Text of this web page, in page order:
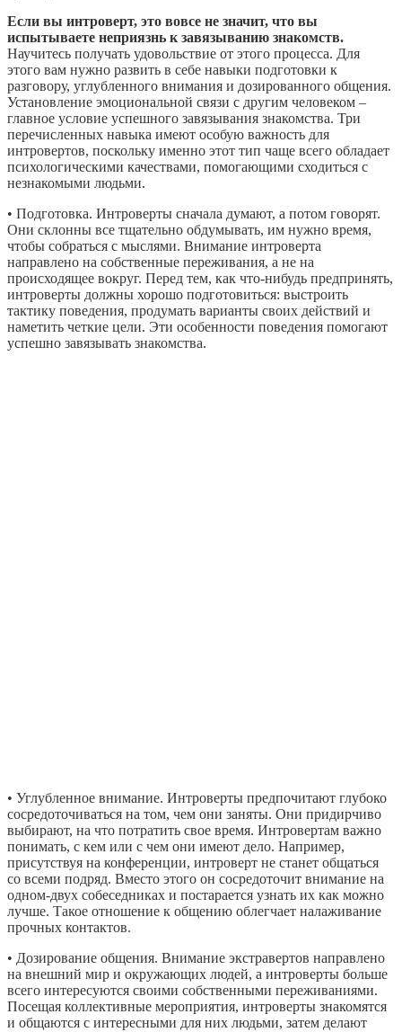
Если вы интроверт, это вовсе не значит, что вы
испытываете неприязнь к завязыванию знакомств.
Научитесь получать удовольствие от этого процесса. Для
этого вам нужно развить в себе навыки подготовки к
разговору, углубленного внимания и дозированного общения.
Установление эмоциональной связи с другим человеком –
главное условие успешного завязывания знакомства. Три
перечисленных навыка имеют особую важность для
интровертов, поскольку именно этот тип чаще всего обладает
психологическими качествами, помогающими сходиться с
незнакомыми людьми.
• Подготовка. Интроверты сначала думают, а потом говорят.
Они склонны все тщательно обдумывать, им нужно время,
чтобы собраться с мыслями. Внимание интроверта
направлено на собственные переживания, а не на
происходящее вокруг. Перед тем, как что-нибудь предпринять,
интроверты должны хорошо подготовиться: выстроить
тактику поведения, продумать варианты своих действий и
наметить четкие цели. Эти особенности поведения помогают
успешно завязывать знакомства.
• Углубленное внимание. Интроверты предпочитают глубоко
сосредоточиваться на том, чем они заняты. Они придирчиво
выбирают, на что потратить свое время. Интровертам важно
понимать, с кем или с чем они имеют дело. Например,
присутствуя на конференции, интроверт не станет общаться
со всеми подряд. Вместо этого он сосредоточит внимание на
одном-двух собеседниках и постарается узнать их как можно
лучше. Такое отношение к общению облегчает налаживание
прочных контактов.
• Дозирование общения. Внимание экстравертов направлено
на внешний мир и окружающих людей, а интроверты больше
всего интересуются своими собственными переживаниями.
Посещая коллективные мероприятия, интроверты знакомятся
и общаются с интересными для них людьми, затем делают